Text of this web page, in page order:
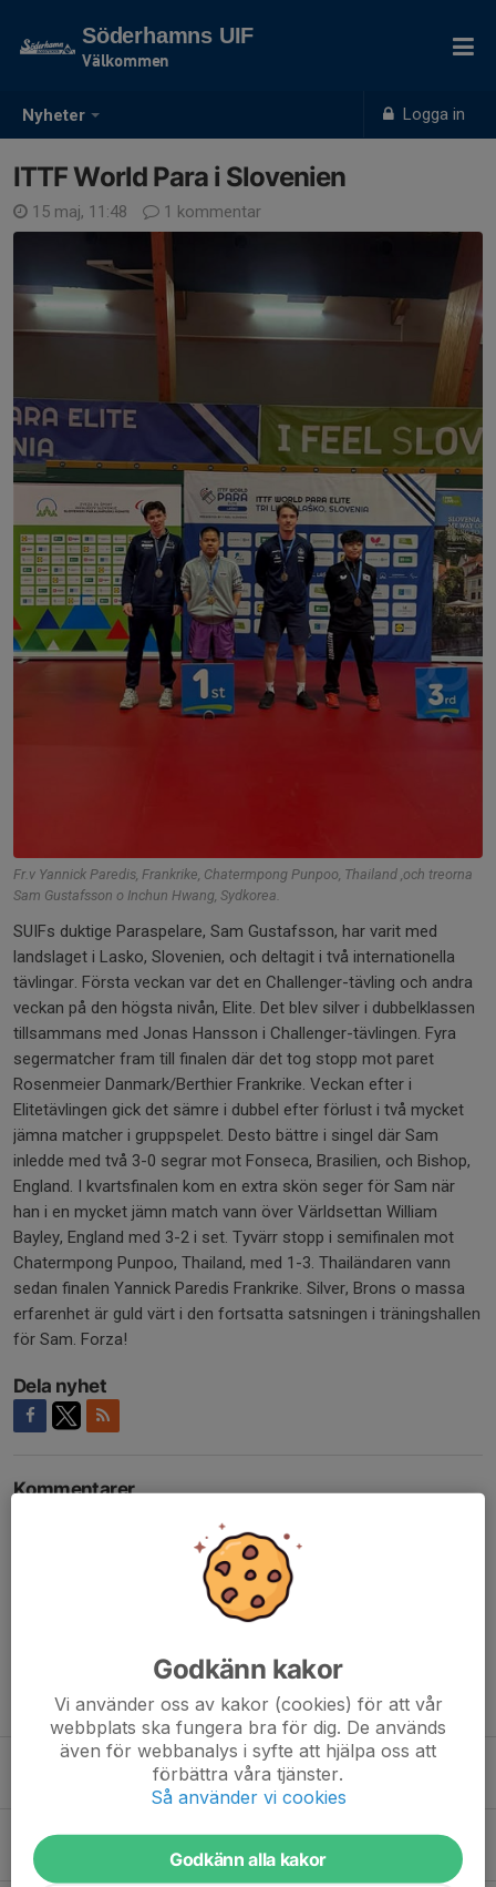
Nyheter Logga in
Söderhamns UIF
Välkommen
ITTF World Para i Slovenien
15 maj, 11:48 1 kommentar
Fr.v Yannick Paredis, Frankrike, Chatermpong Punpoo, Thailand ,och treorna
Sam Gustafsson o Inchun Hwang, Sydkorea.
SUIFs duktige Paraspelare, Sam Gustafsson, har varit med
landslaget i Lasko, Slovenien, och deltagit i två internationella
tävlingar. Första veckan var det en Challenger-tävling och andra
veckan på den högsta nivån, Elite. Det blev silver i dubbelklassen
tillsammans med Jonas Hansson i Challenger-tävlingen. Fyra
segermatcher fram till finalen där det tog stopp mot paret
Rosenmeier Danmark/Berthier Frankrike. Veckan efter i
Elitetävlingen gick det sämre i dubbel efter förlust i två mycket
jämna matcher i gruppspelet. Desto bättre i singel där Sam
inledde med två 3-0 segrar mot Fonseca, Brasilien, och Bishop,
England. I kvartsfinalen kom en extra skön seger för Sam när
han i en mycket jämn match vann över Världsettan William
Bayley, England med 3-2 i set. Tyvärr stopp i semifinalen mot
Chatermpong Punpoo, Thailand, med 1-3. Thailändaren vann
sedan finalen Yannick Paredis Frankrike. Silver, Brons o massa
erfarenhet är guld värt i den fortsatta satsningen i träningshallen
för Sam. Forza!
Dela nyhet
Kommentarer
15 maj, 12:43
Bra kämpat å kul att du slog värödsettan. Det bevisar att
du är på rätt väg. Heja heja
Tidigare nyheter
SUIFs Summercamp 2026
Igår, 17:13 0
Int. elitläger i Söderhamn
0
Godkänn kakor
Vi använder oss av kakor (cookies) för att vår
webbplats ska fungera bra för dig. De används
även för webbanalys i syfte att hjälpa oss att
förbättra våra tjänster.
Så använder vi cookies
Godkänn alla kakor